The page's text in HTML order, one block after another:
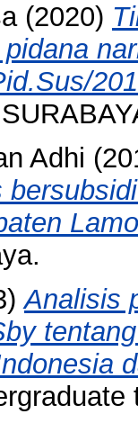
(2020)
Adhi
Analisis